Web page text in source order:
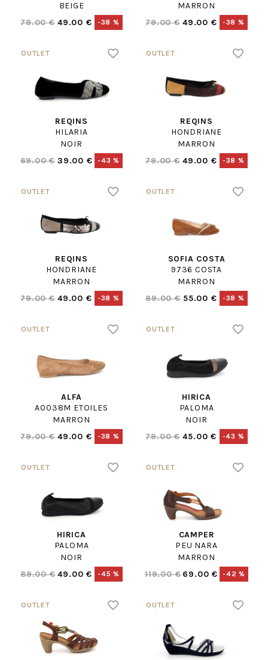
BEIGE
79.00 € 49.00 € -38 %
MARRON
79.00 € 49.00 € -38 %
REQINS
HILARIA
NOIR
69.00 € 39.00 € -43 %
REQINS
HONDRIANE
MARRON
79.00 € 49.00 € -38 %
REQINS
HONDRIANE
MARRON
79.00 € 49.00 € -38 %
SOFIA COSTA
9736 COSTA
MARRON
89.00 € 55.00 € -38 %
ALFA
A0038M ETOILES
MARRON
79.00 € 49.00 € -38 %
HIRICA
PALOMA
NOIR
79.00 € 45.00 € -43 %
HIRICA
PALOMA
NOIR
89.00 € 49.00 € -45 %
CAMPER
PEU NARA
MARRON
119.00 € 69.00 € -42 %